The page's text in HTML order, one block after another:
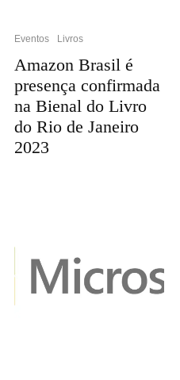
Eventos Livros
Amazon Brasil é
presença confirmada
na Bienal do Livro
do Rio de Janeiro
2023